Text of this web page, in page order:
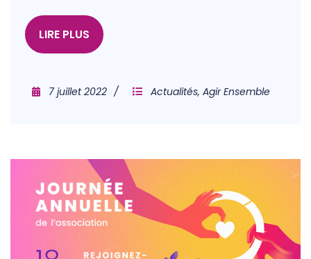
LIRE PLUS
7 juillet 2022 Actualités, Agir Ensemble